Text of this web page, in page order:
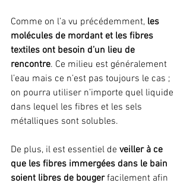
Comme on l’a vu précédemment, les
molécules de mordant et les fibres
textiles ont besoin d’un lieu de
rencontre. Ce milieu est généralement
l’eau mais ce n’est pas toujours le cas ;
on pourra utiliser n’importe quel liquide
dans lequel les fibres et les sels
métalliques sont solubles.
De plus, il est essentiel de veiller à ce
que les fibres immergées dans le bain
soient libres de bouger facilement afin